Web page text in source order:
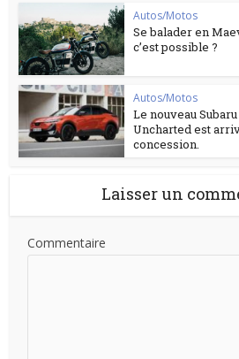
Autos/Motos
Se balader en
c’est possible ?
Autos/Motos
Le nouveau Subaru
Uncharted est
concession.
Laisser un
Commentaire